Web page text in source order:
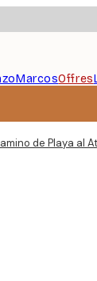
MarcosOffres
de Playa al